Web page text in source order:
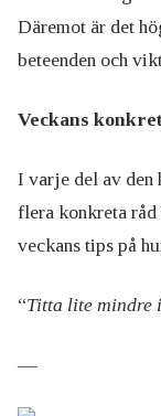
Däremot är det
beteenden och
Veckans
I varje del av den
flera konkreta
veckans tips på
“Titta lite mindre
—